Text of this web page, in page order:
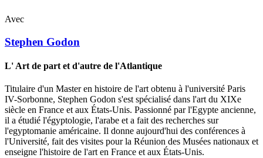
Avec
Stephen Godon
L' Art de part et d'autre de l'Atlantique
Titulaire d'un Master en histoire de l'art obtenu à l'université Paris
IV-Sorbonne, Stephen Godon s'est spécialisé dans l'art du XIXe
siècle en France et aux États-Unis. Passionné par l'Egypte ancienne,
il a étudié l'égyptologie, l'arabe et a fait des recherches sur
l'egyptomanie américaine. Il donne aujourd'hui des conférences à
l'Université, fait des visites pour la Réunion des Musées nationaux et
enseigne l'histoire de l'art en France et aux États-Unis.